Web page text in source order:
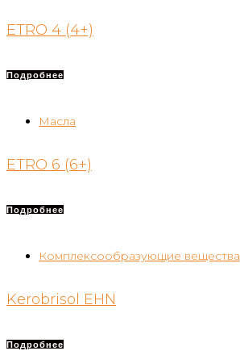
ETRO 4 (4+)
Подробнее
Масла
ETRO 6 (6+)
Подробнее
Комплексообразующие вещества
Kerobrisol EHN
Подробнее